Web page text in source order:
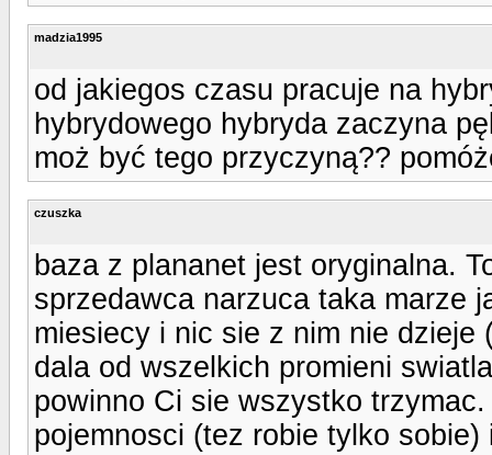
madzia1995
od jakiegos czasu pracuje na
hybrydowego hybryda zaczyna
moż być tego przyczyną??
czuszka
baza z plananet jest oryginalna.
sprzedawca narzuca taka marze
miesiecy i nic sie z nim nie
dala od wszelkich promieni
powinno Ci sie wszystko
pojemnosci (tez robie tylko